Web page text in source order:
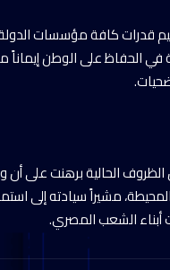
قدرات كافة مؤسسات
الحفاظ على الوطن إيماناً
الظروف الحالية برهنت
مشيراً سيادته إلى
الشعب المصري.